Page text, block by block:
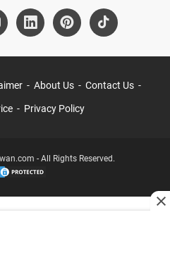
About Us Contact Us
Privacy Policy
- All Rights Reserved.